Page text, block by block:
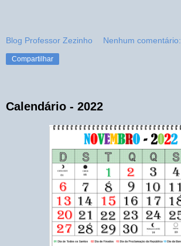
Blog Professor Zezinho Nenhum comentário:
Compartilhar
Calendário - 2022